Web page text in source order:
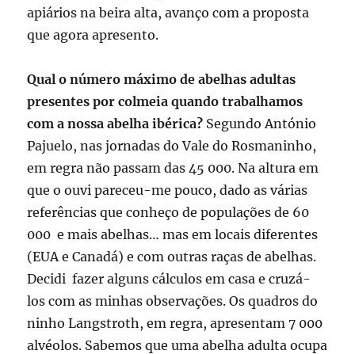
apiários na beira alta, avanço com a proposta
que agora apresento.
Qual o número máximo de abelhas adultas
presentes por colmeia quando trabalhamos
com a nossa abelha ibérica? Segundo António
Pajuelo, nas jornadas do Vale do Rosmaninho,
em regra não passam das 45 000. Na altura em
que o ouvi pareceu-me pouco, dado as várias
referências que conheço de populações de 60
000 e mais abelhas… mas em locais diferentes
(EUA e Canadá) e com outras raças de abelhas.
Decidi fazer alguns cálculos em casa e cruzá-
los com as minhas observações. Os quadros do
ninho Langstroth, em regra, apresentam 7 000
alvéolos. Sabemos que uma abelha adulta ocupa